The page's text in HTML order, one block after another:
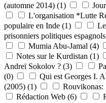
(automne 2014) (1)
L'organisation *Lutte
populaire en Inde (1)
prisonniers politiques espagnols
Mumia Abu-Jamal (4)
Notes sur le Kurdistan (1)
Andreï Sokolov ? (3)
(0)
Qui est Georges I.
(2005) (1) Rouvikonas:
Rédaction Web (6)